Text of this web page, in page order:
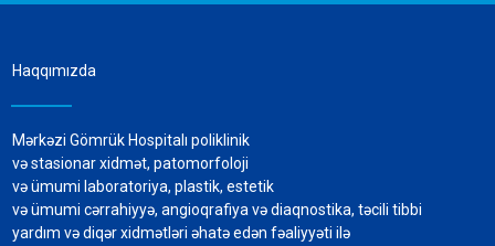
Haqqımızda
Mərkəzi Gömrük Hospitalı poliklinik
və stasionar xidmət, patomorfoloji
və ümumi laboratoriya, plastik, estetik
və ümumi cərrahiyyə, angioqrafiya və diaqnostika, təcili tibbi
yardım və diqər xidmətləri əhatə edən fəaliyyəti ilə